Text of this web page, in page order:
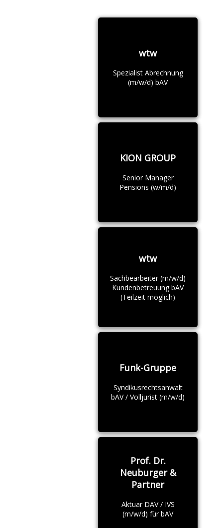
wtw
Spezialist Abrechnung
(m/w/d) bAV
KION GROUP
Senior Manager
Pensions (w/m/d)
wtw
Sachbearbeiter (m/w/d)
Kundenbetreuung bAV
(Teilzeit möglich)
Funk-Gruppe
Syndikusrechtsanwalt
bAV / Volljurist (m/w/d)
Prof. Dr.
Neuburger &
Partner
Aktuar DAV / IVS
(m/w/d) für bAV